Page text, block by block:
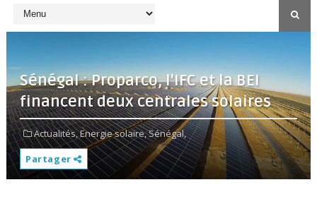
Sénégal : Proparco, l'IFC et la BEI
financent deux centrales solaires
Actualités,Energie solaire,Sénégal,
Partager